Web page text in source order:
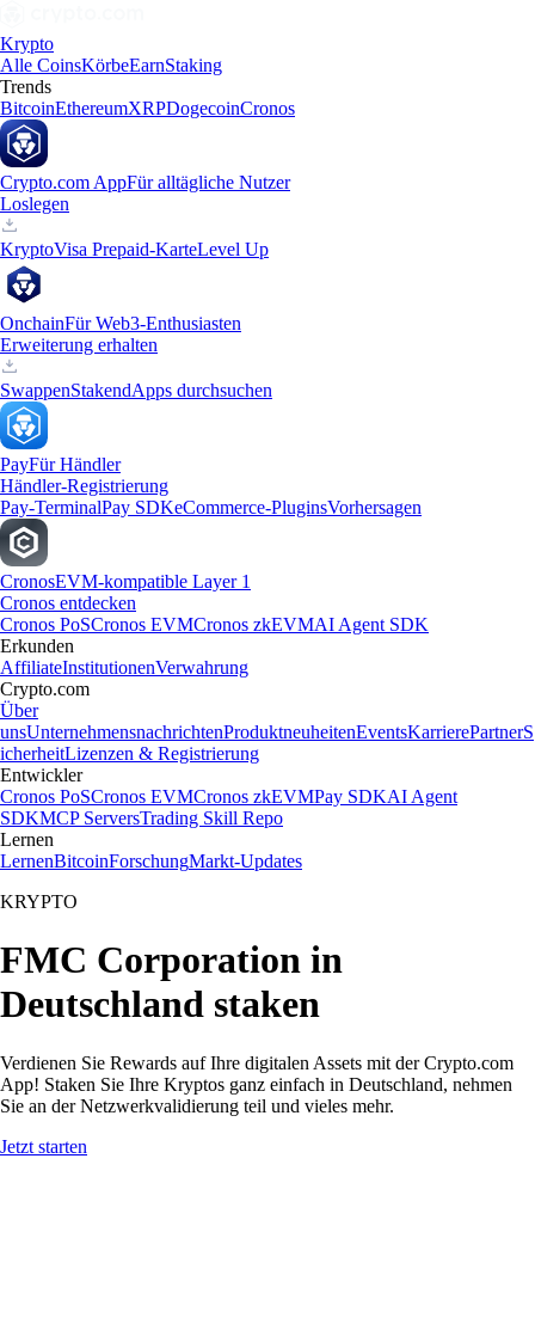
Krypto
Alle CoinsKörbeEarnStaking
Trends
BitcoinEthereumXRPDogecoinCronos
Crypto.com AppFür alltägliche Nutzer
Loslegen
KryptoVisa Prepaid-KarteLevel Up
OnchainFür Web3-Enthusiasten
Erweiterung erhalten
SwappenStakendApps durchsuchen
PayFür Händler
Händler-Registrierung
Pay-TerminalPay SDKeCommerce-PluginsVorhersagen
CronosEVM-kompatible Layer 1
Cronos entdecken
Cronos PoSCronos EVMCronos zkEVMAI Agent SDK
Erkunden
AffiliateInstitutionenVerwahrung
Crypto.com
Über
unsUnternehmensnachrichtenProduktneuheitenEventsKarrierePartnerS
icherheitLizenzen & Registrierung
Entwickler
Cronos PoSCronos EVMCronos zkEVMPay SDKAI Agent
SDKMCP ServersTrading Skill Repo
Lernen
LernenBitcoinForschungMarkt-Updates
KRYPTO
FMC Corporation in
Deutschland staken
Verdienen Sie Rewards auf Ihre digitalen Assets mit der Crypto.com
App! Staken Sie Ihre Kryptos ganz einfach in Deutschland, nehmen
Sie an der Netzwerkvalidierung teil und vieles mehr.
Jetzt starten